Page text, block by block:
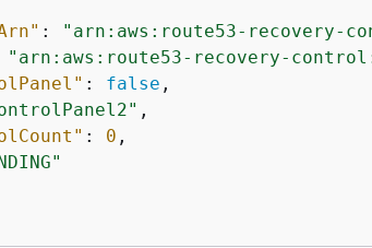
:
"arn:aws:route53-recovery-
"arn:aws:route53-recovery-
: false ,
,
: 0 ,